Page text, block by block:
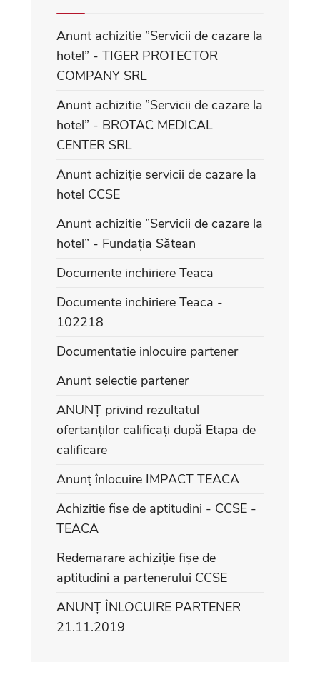
Anunt achizitie ”Servicii de cazare la
hotel” - TIGER PROTECTOR
COMPANY SRL
Anunt achizitie ”Servicii de cazare la
hotel” - BROTAC MEDICAL
CENTER SRL
Anunt achiziție servicii de cazare la
hotel CCSE
Anunt achizitie ”Servicii de cazare la
hotel” - Fundația Sătean
Documente inchiriere Teaca
Documente inchiriere Teaca -
102218
Documentatie inlocuire partener
Anunt selectie partener
ANUNȚ privind rezultatul
ofertanților calificați după Etapa de
calificare
Anunț înlocuire IMPACT TEACA
Achizitie fise de aptitudini - CCSE -
TEACA
Redemarare achiziție fișe de
aptitudini a partenerului CCSE
ANUNȚ ÎNLOCUIRE PARTENER
21.11.2019